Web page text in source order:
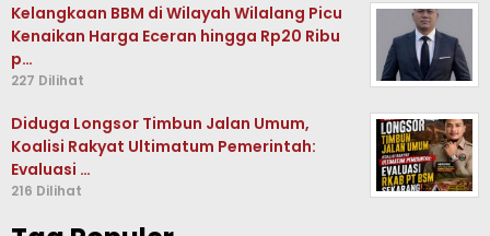
Kelangkaan BBM di Wilayah Wilalang Picu
Kenaikan Harga Eceran hingga Rp20 Ribu
p…
227 Dilihat
Diduga Longsor Timbun Jalan Umum,
Koalisi Rakyat Ultimatum Pemerintah:
Evaluasi …
216 Dilihat